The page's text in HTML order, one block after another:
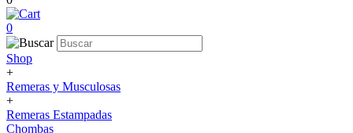
0
Shop
+
Remeras y Musculosas
+
Remeras Estampadas
Chombas